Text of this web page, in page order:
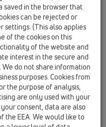
/ HL01067D
помещений /
Противопожарная
/ HL01086D
помещений /
Противопожарная
/ HL317KHN
saved in the browser that
can be rejected or
settings. (This also applies
of the cookies on this
of the website and
interest in the secure and
do not share information
purposes. Cookies from
the purpose of analysis,
are only used with your
consent, data are also
the EEA. We would like to